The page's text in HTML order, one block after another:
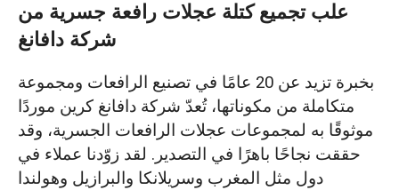
علب تجميع كتلة عجلات رافعة جسرية من
شركة دافانغ
بخبرة تزيد عن 20 عامًا في تصنيع الرافعات ومجموعة
متكاملة من مكوناتها، تُعدّ شركة دافانغ كرين موردًا
موثوقًا به لمجموعات عجلات الرافعات الجسرية، وقد
حققت نجاحًا باهرًا في التصدير. لقد زوّدنا عملاء في
دول مثل المغرب وسريلانكا والبرازيل وهولندا